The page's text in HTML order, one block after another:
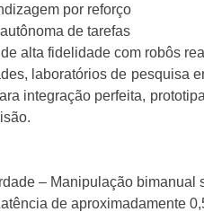
por reforço
de tarefas
alta fidelidade com robôs
laboratórios de pesquisa
integração perfeita,
– Manipulação
de aproximadamente